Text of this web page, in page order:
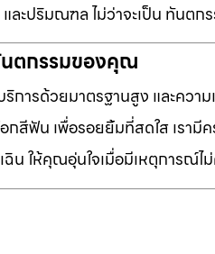
ละปริมณฑล ไม่ว่าจะเป็น ทันต
นตกรรมของคุณ
การด้วยมาตรฐานสูง และควา
สีฟัน เพื่อรอยยิ้มที่สดใส เรา
น ให้คุณอุ่นใจเมื่อมีเหตุการณ์ไ